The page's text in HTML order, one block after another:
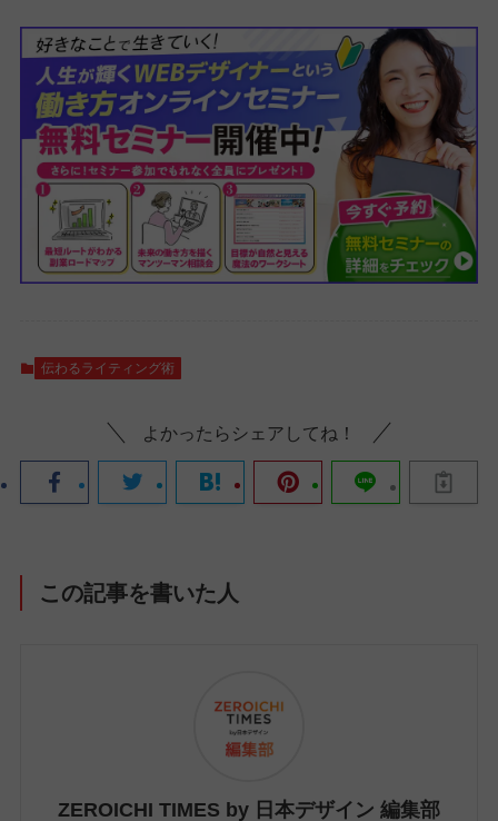
伝わるライティング術
よかったらシェアしてね！
この記事を書いた人
ZEROICHI TIMES by 日本デザイン 編集部